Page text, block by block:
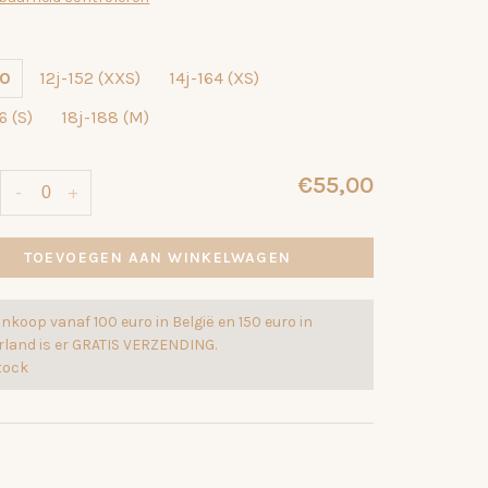
12j-152 (XXS)
14j-164 (XS)
(S)
18j-188 (M)
+
- €55,00
TOEVOEGEN AAN WINKELWAGEN
vanaf 100 euro in België en 150 euro in
is er GRATIS VERZENDING.